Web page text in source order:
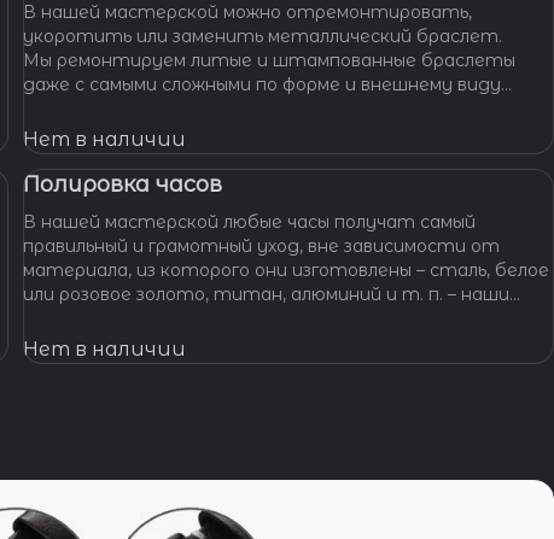
В нашей мастерской можно отремонтировать,
укоротить или заменить металлический браслет.
Мы ремонтируем литые и штампованные браслеты
даже с самыми сложными по форме и внешнему виду
Нет в наличии
Полировка часов
В нашей мастерской любые часы получат самый
правильный и грамотный уход, вне зависимости от
материала, из которого они изготовлены – сталь, белое
или розовое золото, титан, алюминий и т. п. – наши
материал.
Нет в наличии